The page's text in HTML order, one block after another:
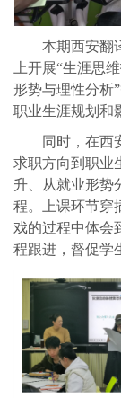
本期西安翻
上开展“生涯思
形势与理性分析
职业生涯规划和
同时，在西
求职方向到职业
升、从就业形势
程。上课环节穿
戏的过程中体会
程跟进，督促学